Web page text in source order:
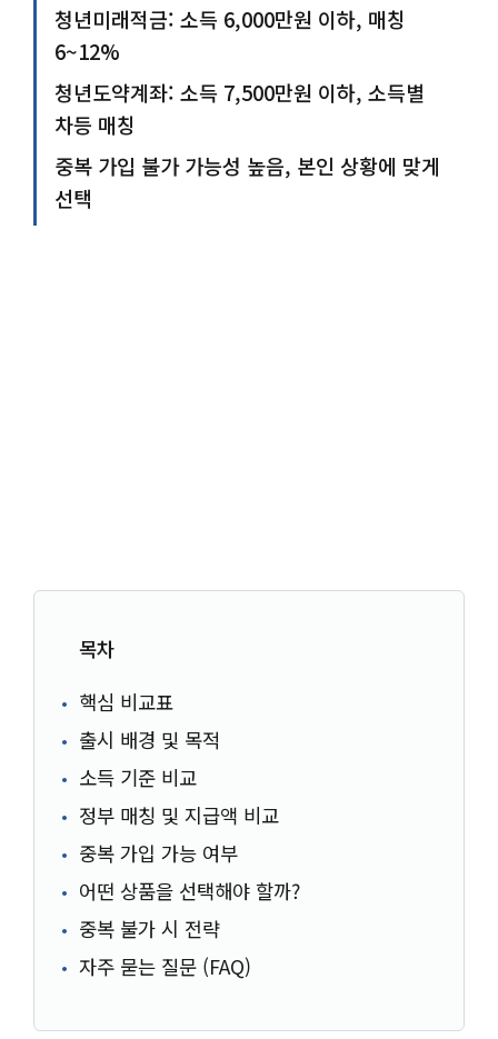
청년미래적금: 소득 6,000만원 이하, 매칭
6~12%
청년도약계좌: 소득 7,500만원 이하, 소득별
차등 매칭
중복 가입 불가 가능성 높음, 본인 상황에 맞게
선택
목차
핵심 비교표
출시 배경 및 목적
소득 기준 비교
정부 매칭 및 지급액 비교
중복 가입 가능 여부
어떤 상품을 선택해야 할까?
중복 불가 시 전략
자주 묻는 질문 (FAQ)